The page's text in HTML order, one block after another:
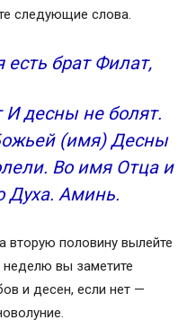
следующие слова.
брат Филат,
И десны не болят.
(имя) Десны
Во имя Отца и
Духа. Аминь.
вторую половину вылейте
неделю вы заметите
и десен, если нет —